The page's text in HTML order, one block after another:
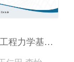
土木工程力学基础（多学时）（第2版）